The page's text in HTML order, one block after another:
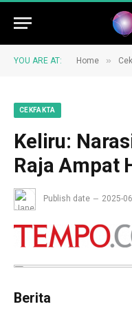
YOU ARE AT: Home »
CEKFAKTA
Keliru:
Raja Ampat
Publish date 2025-
Berita